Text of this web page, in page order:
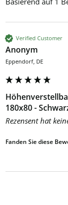
Verified Customer
Anonym
Eppendorf, DE
180x80 -
Rezensent hat
Fanden Sie diese